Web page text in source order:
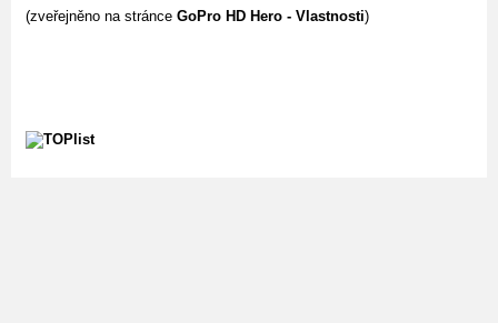
(zveřejněno na stránce GoPro HD Hero - Vlastnosti)